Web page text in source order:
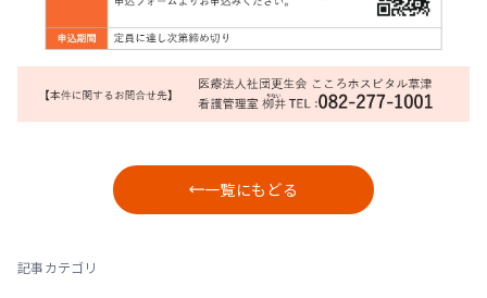
一覧にもどる
記事カテゴリ